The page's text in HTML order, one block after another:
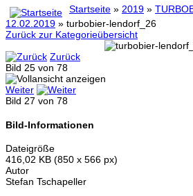
Startseite » 2019 »
12.02.2019 » turbobier-lendorf_26
Zurück zur Kategorieübersicht
Zurück
Bild 25 von 78
Weiter
Bild 27 von 78
Bild-Informationen
Dateigröße
416,02 KB (850 x 566 px)
Autor
Stefan Tschapeller